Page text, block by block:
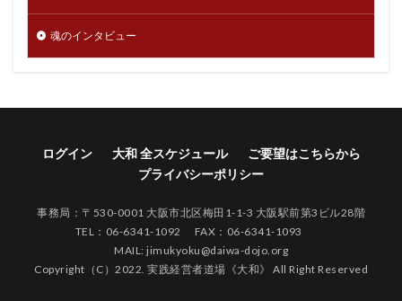
魂のインタビュー
ログイン 大和 全スケジュール
ご要望はこちらから
プライバシーポリシー
事務局：〒530-0001 大阪市北区梅田1-1-3 大阪駅前第3ビル28階
TEL：06-6341-1092 FAX：06-6341-1093
MAIL: jimukyoku@daiwa-dojo.org
Copyright（C）2022. 実践経営者道場《大和》 All Right Reserved